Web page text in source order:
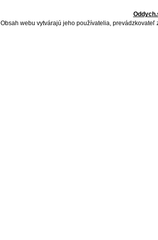
Obsah webu vytvárajú jeho používatelia,